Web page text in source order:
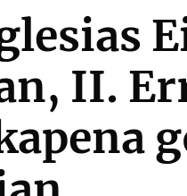
II.